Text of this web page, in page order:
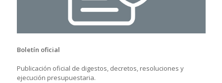
Boletín oficial
Publicación oficial de digestos, decretos, resoluciones y
ejecución presupuestaria.